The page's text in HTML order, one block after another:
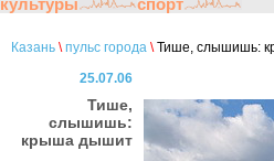
культуры
спорт
Казань \ пульс города \Тише, слышишь:
25.07.06
Тише,
слышишь:
крыша дышит